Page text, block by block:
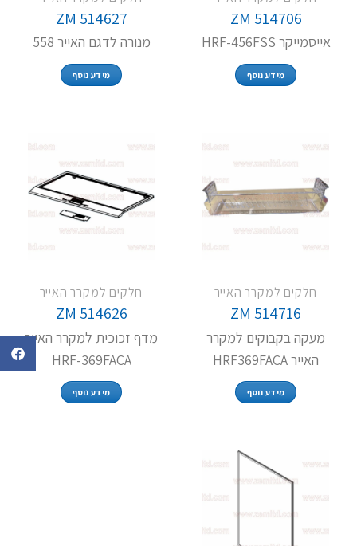
ZM 514706
אייסמייקר HRF-456FSS
מידע נוסף
ZM 514627
מנורה לדגם האייר 558
מידע נוסף
חלקים למקרר האייר
ZM 514716
מעקה בקבוקים למקרר
האייר HRF369FACA
מידע נוסף
חלקים למקרר האייר
ZM 514626
מדף זכוכית למקרר האייר
HRF-369FACA
מידע נוסף